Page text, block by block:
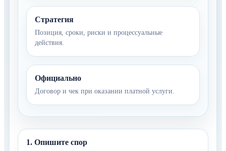
Стратегия
Позиция, сроки, риски и процессуальные
действия.
Официально
Договор и чек при оказании платной услуги.
1. Опишите спор